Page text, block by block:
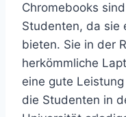
Chromebooks
Studenten, da sie
bieten. Sie in der
herkömmliche
eine gute
die Studenten in